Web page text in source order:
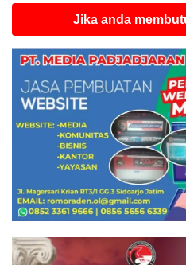
Jika anda membutuhkan